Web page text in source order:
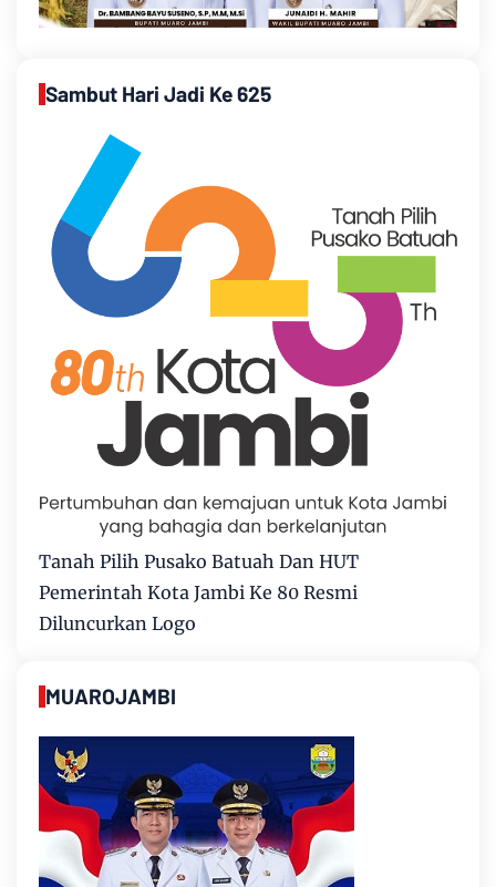
Sambut Hari Jadi Ke 625
Tanah Pilih Pusako Batuah Dan HUT
Pemerintah Kota Jambi Ke 80 Resmi
Diluncurkan Logo
MUAROJAMBI